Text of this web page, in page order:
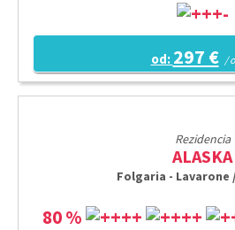
od: 297 € /
Rezidencia
ALASKA
Folgaria - Lavarone
80 %